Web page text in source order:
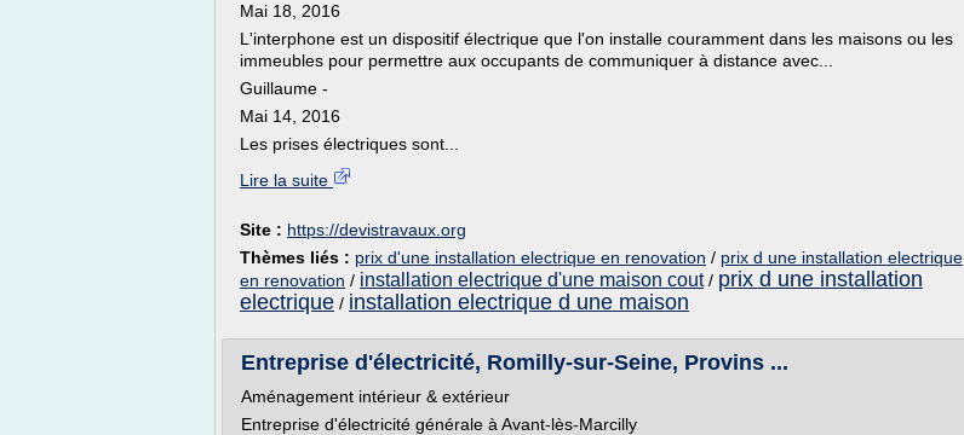
Mai 18, 2016
L'interphone est un dispositif électrique que l'on installe couramment dans les maisons ou les
immeubles pour permettre aux occupants de communiquer à distance avec...
Guillaume -
Mai 14, 2016
Les prises électriques sont...
Lire la suite
Site : https://devistravaux.org
Thèmes liés : prix d'une installation electrique en renovation / prix d une installation electrique
en renovation / installation electrique d'une maison cout/ prix d une installation
electrique / installation electrique d une maison
Entreprise d'électricité, Romilly-sur-Seine, Provins ...
Aménagement intérieur & extérieur
Entreprise d'électricité générale à Avant-lès-Marcilly